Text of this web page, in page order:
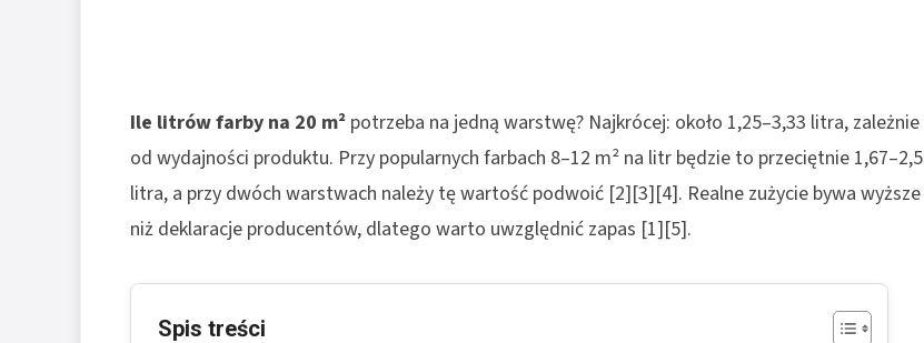
Ile litrów farby na 20 m² potrzeba na jedną warstwę? Najkrócej: około 1,25–3,33 litra, zależnie
od wydajności produktu. Przy popularnych farbach 8–12 m² na litr będzie to przeciętnie 1,67–2,5
litra, a przy dwóch warstwach należy tę wartość podwoić [2][3][4]. Realne zużycie bywa wyższe
niż deklaracje producentów, dlatego warto uwzględnić zapas [1][5].
Spis treści